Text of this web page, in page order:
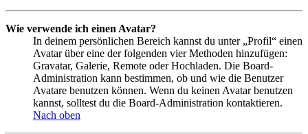
Wie verwende ich einen Avatar?
In deinem persönlichen Bereich kannst du unter „Profil“ einen
Avatar über eine der folgenden vier Methoden hinzufügen:
Gravatar, Galerie, Remote oder Hochladen. Die Board-
Administration kann bestimmen, ob und wie die Benutzer
Avatare benutzen können. Wenn du keinen Avatar benutzen
kannst, solltest du die Board-Administration kontaktieren.
Nach oben